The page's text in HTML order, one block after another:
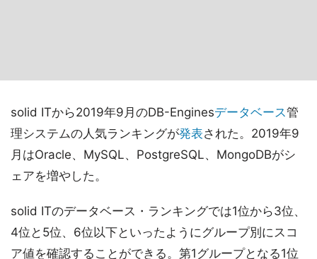
solid ITから2019年9月のDB-Enginesデータベース管
理システムの人気ランキングが発表された。2019年9
月はOracle、MySQL、PostgreSQL、MongoDBがシ
ェアを増やした。
solid ITのデータベース・ランキングでは1位から3位、
4位と5位、6位以下といったようにグループ別にスコ
ア値を確認することができる。第1グループとなる1位